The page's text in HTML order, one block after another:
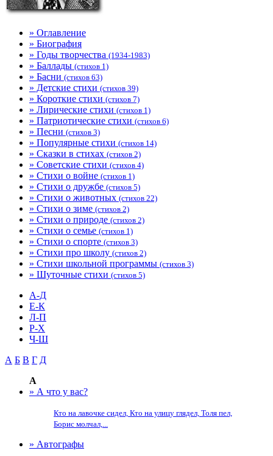
» Оглавление
» Биография
» Годы творчества (1934-1983)
» Баллады (стихов 1)
» Басни (стихов 63)
» Детские стихи (стихов 39)
» Короткие стихи (стихов 7)
» Лирические стихи (стихов 1)
» Патриотические стихи (стихов 6)
» Песни (стихов 3)
» Популярные стихи (стихов 14)
» Сказки в стихах (стихов 2)
» Советские стихи (стихов 4)
» Стихи о войне (стихов 1)
» Стихи о дружбе (стихов 5)
» Стихи о животных (стихов 22)
» Стихи о зиме (стихов 2)
» Стихи о природе (стихов 2)
» Стихи о семье (стихов 1)
» Стихи о спорте (стихов 3)
» Стихи про школу (стихов 2)
» Стихи школьной программы (стихов 3)
» Шуточные стихи (стихов 5)
А-Д
Е-К
Л-П
Р-Х
Ч-Ш
А Б В Г Д
А
» А что у вас?
Кто на лавочке сидел, Кто на улицу глядел, Толя пел,
Борис молчал,...
» Автографы